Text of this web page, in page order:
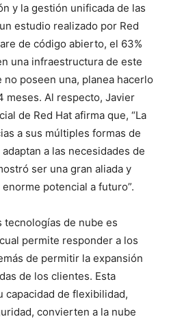
y la gestión unificada de las
estudio realizado por Red
de código abierto, el 63%
una infraestructura de este
poseen una, planea hacerlo
meses. Al respecto, Javier
de Red Hat afirma que, “La
a sus múltiples formas de
a las necesidades de
ser una gran aliada y
potencial a futuro”.
tecnologías de nube es
permite responder a los
de permitir la expansión
de los clientes. Esta
capacidad de flexibilidad,
convierten a la nube